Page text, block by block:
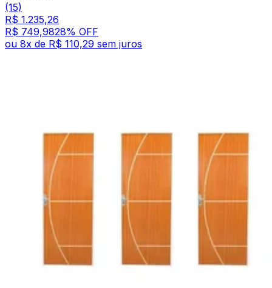
(15)
R$ 1.235,26
R$ 749,9828% OFF
ou 8x de R$ 110,29 sem juros